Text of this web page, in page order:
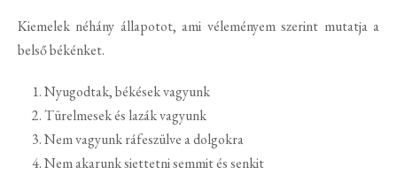
Kiemelek néhány állapotot, ami véleményem szerint mutatja a
belső békénket.
Nyugodtak, békések vagyunk
Türelmesek és lazák vagyunk
Nem vagyunk ráfeszülve a dolgokra
Nem akarunk siettetni semmit és senkit